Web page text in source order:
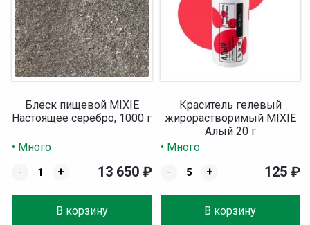
Блеск пищевой MIXIE
Настоящее серебро, 1000 г
• Много
-
+
В корзину
13 650 ₽
Краситель гелевый
жирорастворимый MIXIE
Алый 20 г
• Много
-
+
В корзину
125 ₽